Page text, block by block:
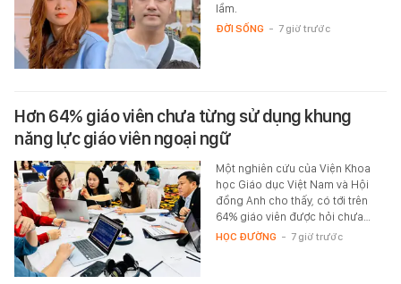
lầm.
ĐỜI SỐNG - 7 giờ trước
Hơn 64% giáo viên chưa từng sử dụng khung
năng lực giáo viên ngoại ngữ
Một nghiên cứu của Viện Khoa
học Giáo dục Việt Nam và Hội
đồng Anh cho thấy, có tới trên
64% giáo viên được hỏi chưa…
HỌC ĐƯỜNG - 7 giờ trước